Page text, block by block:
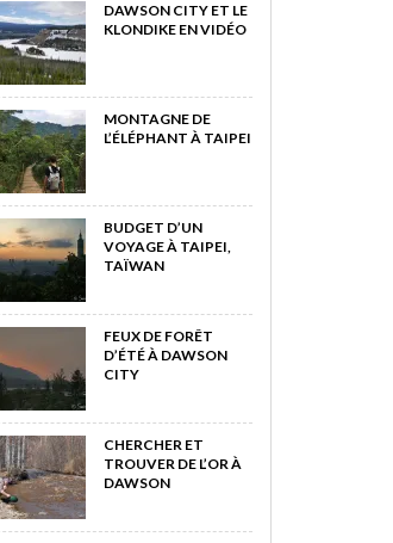
DAWSON CITY ET LE
KLONDIKE EN VIDÉO
MONTAGNE DE
L’ÉLÉPHANT À TAIPEI
BUDGET D’UN
VOYAGE À TAIPEI,
TAÏWAN
FEUX DE FORÊT
D’ÉTÉ À DAWSON
CITY
CHERCHER ET
TROUVER DE L’OR À
DAWSON